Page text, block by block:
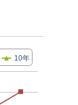
10年